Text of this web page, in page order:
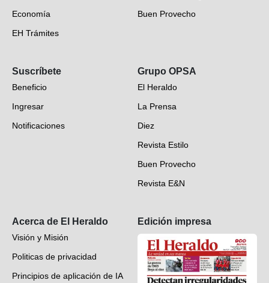
Economía
EH Trámites
EH Verifica
Fotogalerías
Deportes
Videos
Buen Provecho
Suscríbete
Beneficio
Ingresar
Notificaciones
Grupo OPSA
El Heraldo
La Prensa
Diez
Revista Estilo
Buen Provecho
Revista E&N
Acerca de El Heraldo
Visión y Misión
Politicas de privacidad
Principios de aplicación de IA
Edición impresa